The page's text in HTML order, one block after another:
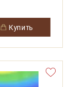
купить